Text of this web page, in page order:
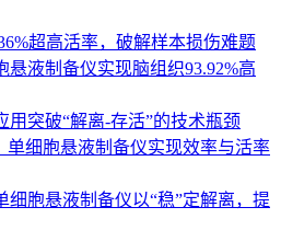
超高活率，破解样本损伤难题
液制备仪实现脑组织93.92%高
突破“解离-存活”的技术瓶颈
单细胞悬液制备仪实现效率与活率
细胞悬液制备仪以“稳”定解离，提